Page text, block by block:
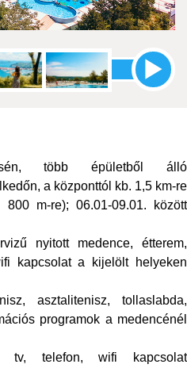
több épületből álló
a központtól kb. 1,5 km-re
m-re); 06.01-09.01. között
nyitott medence, étterem,
kapcsolat a kijelölt helyeken
asztalitenisz, tollaslabda,
programok a medencénél
tv, telefon, wifi kapcsolat